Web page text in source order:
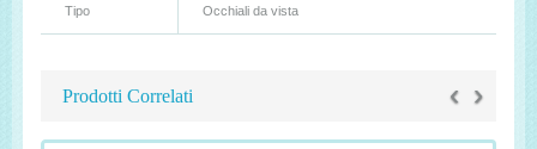
Tipo Occhiali da vista
Prodotti Correlati ‹ ›